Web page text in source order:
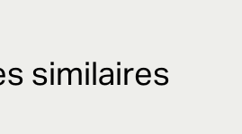
similaires